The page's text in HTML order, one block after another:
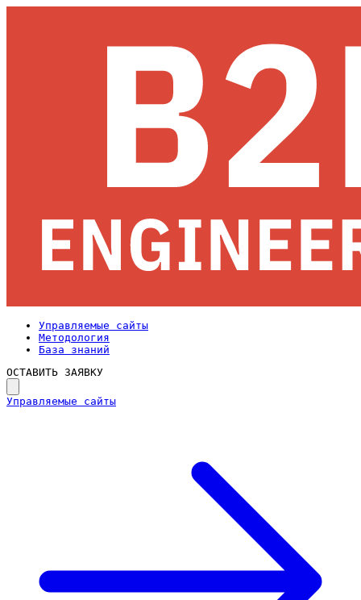
Управляемые сайты
Методология
База знаний
ОСТАВИТЬ ЗАЯВКУ
Управляемые сайты